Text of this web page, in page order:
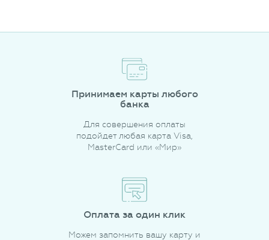
Принимаем карты любого
банка
Для совершения оплаты
подойдет любая карта Visa,
MasterCard или «Мир»
Оплата за один клик
Можем запомнить вашу карту и